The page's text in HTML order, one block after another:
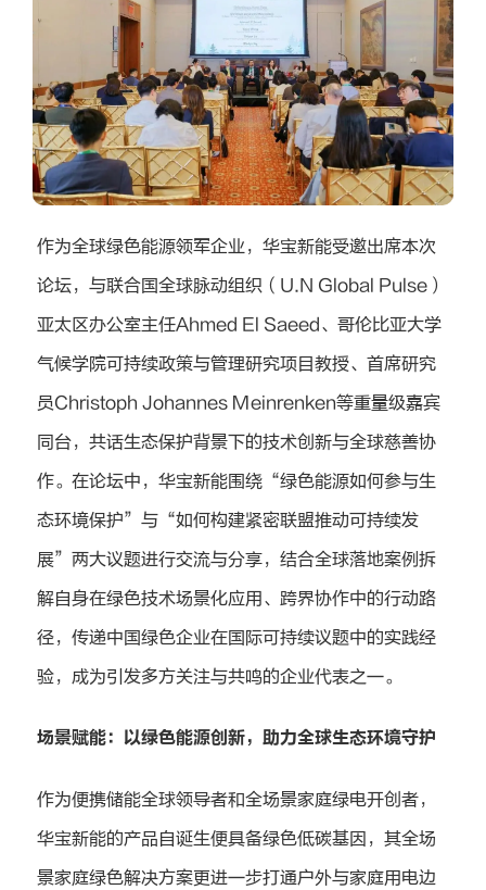
作为全球绿色能源领军企业，华宝新能受邀出席本次
论坛，与联合国全球脉动组织（U.N Global Pulse）
亚太区办公室主任Ahmed El Saeed、哥伦比亚大学
气候学院可持续政策与管理研究项目教授、首席研究
员Christoph Johannes Meinrenken等重量级嘉宾
同台，共话生态保护背景下的技术创新与全球慈善协
作。在论坛中，华宝新能围绕“绿色能源如何参与生
态环境保护”与“如何构建紧密联盟推动可持续发
展”两大议题进行交流与分享，结合全球落地案例拆
解自身在绿色技术场景化应用、跨界协作中的行动路
径，传递中国绿色企业在国际可持续议题中的实践经
验，成为引发多方关注与共鸣的企业代表之一。
场景赋能：以绿色能源创新，助力全球生态环境守护
作为便携储能全球领导者和全场景家庭绿电开创者，
华宝新能的产品自诞生便具备绿色低碳基因，其全场
景家庭绿色解决方案更进一步打通户外与家庭用电边